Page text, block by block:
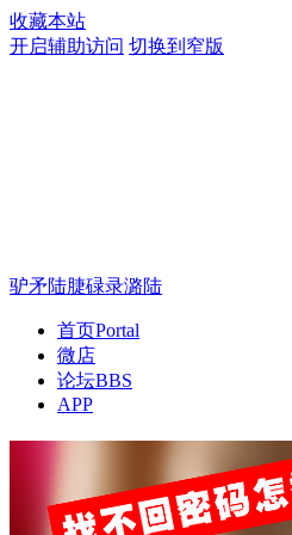
收藏本站
开启辅助访问 切换到窄版
驴矛陆脻碌录潞陆
首页Portal
微店
论坛BBS
APP